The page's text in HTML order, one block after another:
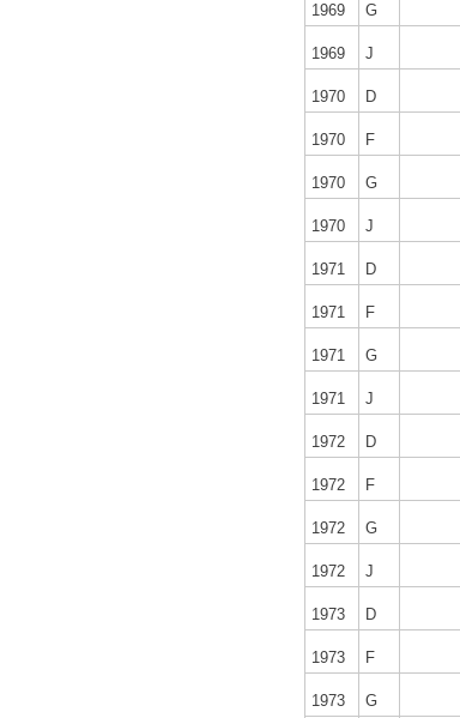
1969 G
1969 J
1970 D
1970 F
1970 G
1970 J
1971 D
1971 F
1971 G
1971 J
1972 D
1972 F
1972 G
1972 J
1973 D
1973 F
1973 G